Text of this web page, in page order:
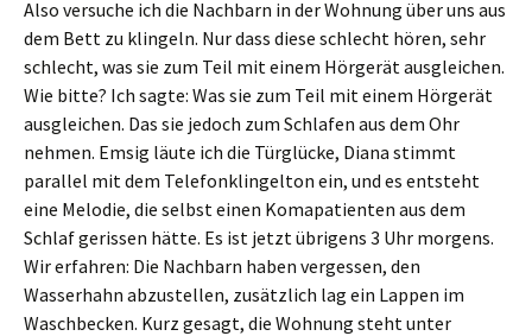
Also versuche ich die Nachbarn in der Wohnung über uns aus
dem Bett zu klingeln. Nur dass diese schlecht hören, sehr
schlecht, was sie zum Teil mit einem Hörgerät ausgleichen.
Wie bitte? Ich sagte: Was sie zum Teil mit einem Hörgerät
ausgleichen. Das sie jedoch zum Schlafen aus dem Ohr
nehmen. Emsig läute ich die Türglücke, Diana stimmt
parallel mit dem Telefonklingelton ein, und es entsteht
eine Melodie, die selbst einen Komapatienten aus dem
Schlaf gerissen hätte. Es ist jetzt übrigens 3 Uhr morgens.
Wir erfahren: Die Nachbarn haben vergessen, den
Wasserhahn abzustellen, zusätzlich lag ein Lappen im
Waschbecken. Kurz gesagt, die Wohnung steht unter